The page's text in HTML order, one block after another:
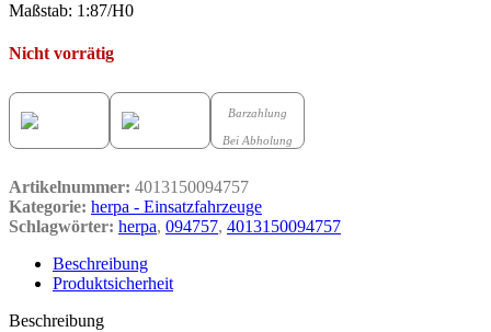
Maßstab: 1:87/H0
Nicht vorrätig
Barzahlung
Bei Abholung
Artikelnummer: 4013150094757
Kategorie: herpa - Einsatzfahrzeuge
Schlagwörter: herpa, 094757, 4013150094757
Beschreibung
Produktsicherheit
Beschreibung